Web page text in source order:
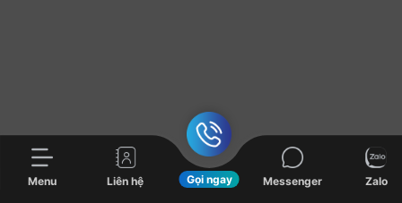
Menu Liên hệ Gọi ngay Messenger Zalo